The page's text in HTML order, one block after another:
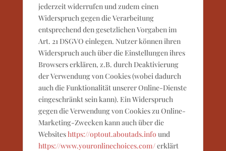
jederzeit widerrufen und zudem einen
Widerspruch gegen die Verarbeitung
entsprechend den gesetzlichen Vorgaben im
Art. 21 DSGVO einlegen. Nutzer können ihren
Widerspruch auch über die Einstellungen ihres
Browsers erklären, z.B. durch Deaktivierung
der Verwendung von Cookies (wobei dadurch
auch die Funktionalität unserer Online-Dienste
eingeschränkt sein kann). Ein Widerspruch
gegen die Verwendung von Cookies zu Online-
Marketing-Zwecken kann auch über die
Websiteshttps://optout.aboutads.info und
https://www.youronlinechoices.com/erklärt